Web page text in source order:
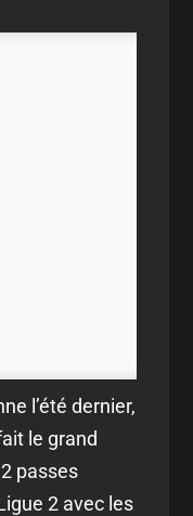
l’été dernier,
le grand
passes
2 avec les